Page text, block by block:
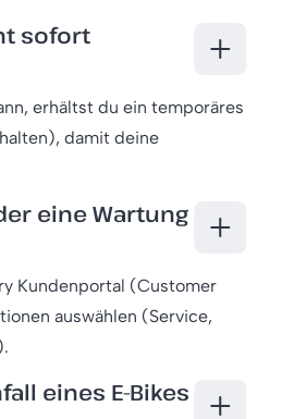
sofort
erhältst du ein temporäres
damit deine
eine Wartung
Kundenportal (Customer
auswählen (Service,
eines E-Bikes